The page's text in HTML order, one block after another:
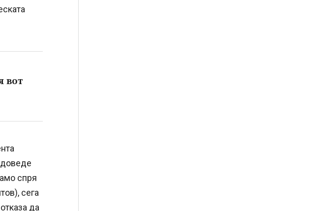
вот
доведе
спря
сега
да